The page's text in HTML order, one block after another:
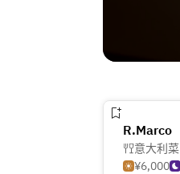
R.Marco
意大利菜
¥6,000